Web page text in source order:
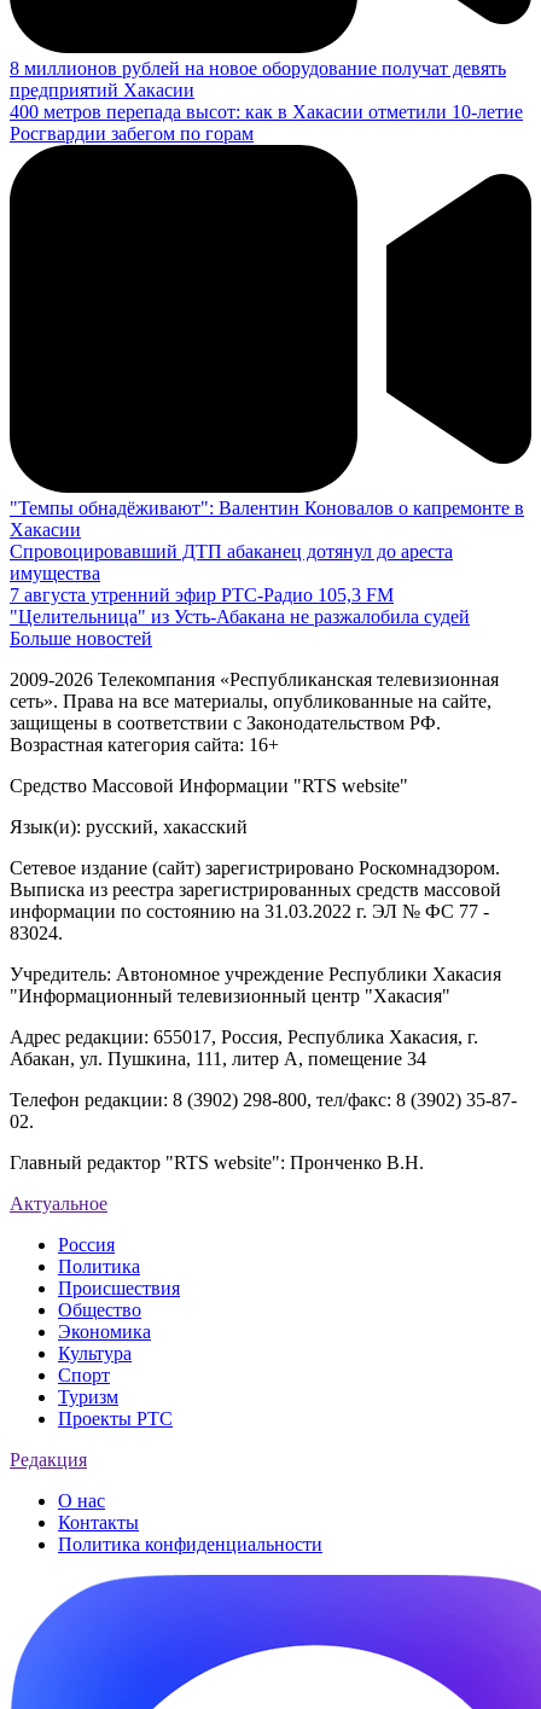
8 миллионов рублей на новое оборудование получат девять
предприятий Хакасии
400 метров перепада высот: как в Хакасии отметили 10-летие
Росгвардии забегом по горам
"Темпы обнадёживают": Валентин Коновалов о капремонте в
Хакасии
Спровоцировавший ДТП абаканец дотянул до ареста
имущества
7 августа утренний эфир РТС-Радио 105,3 FM
"Целительница" из Усть-Абакана не разжалобила судей
Больше новостей
2009-2026 Телекомпания «Республиканская телевизионная
сеть». Права на все материалы, опубликованные на сайте,
защищены в соответствии с Законодательством РФ.
Возрастная категория сайта: 16+
Средство Массовой Информации "RTS website"
Язык(и): русский, хакасский
Сетевое издание (сайт) зарегистрировано Роскомнадзором.
Выписка из реестра зарегистрированных средств массовой
информации по состоянию на 31.03.2022 г. ЭЛ № ФС 77 -
83024.
Учредитель: Автономное учреждение Республики Хакасия
"Информационный телевизионный центр "Хакасия"
Адрес редакции: 655017, Россия, Республика Хакасия, г.
Абакан, ул. Пушкина, 111, литер А, помещение 34
Телефон редакции: 8 (3902) 298-800, тел/факс: 8 (3902) 35-87-
02.
Главный редактор "RTS website": Пронченко В.Н.
Актуальное
Россия
Политика
Происшествия
Общество
Экономика
Культура
Спорт
Туризм
Проекты РТС
Редакция
О нас
Контакты
Политика конфиденциальности